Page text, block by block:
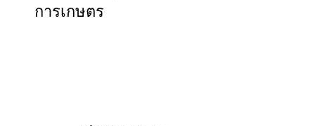
การเกษตร